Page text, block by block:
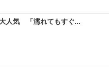
人気 「濡れてもすぐ...